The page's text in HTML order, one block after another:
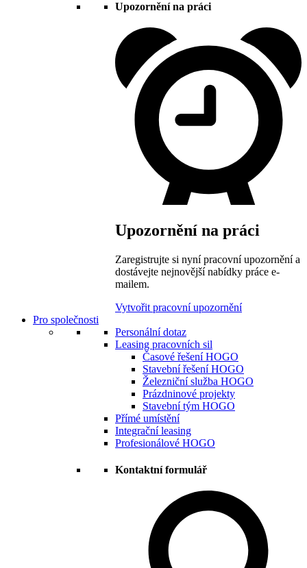
Upozornění na práci
Upozornění na práci
Zaregistrujte si nyní pracovní upozornění a
dostávejte nejnovější nabídky práce e-
mailem.
Vytvořit pracovní upozornění
Pro společnosti
Personální dotaz
Leasing pracovních sil
Časové řešení HOGO
Stavební řešení HOGO
Železniční služba HOGO
Prázdninové projekty
Stavební tým HOGO
Přímé umístění
Integrační leasing
Profesionálové HOGO
Kontaktní formulář